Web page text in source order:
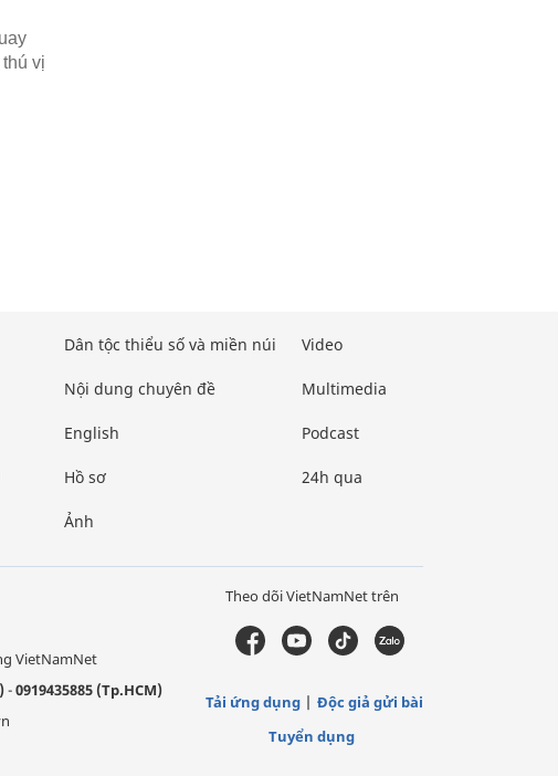
vị
Dân tộc thiểu số và miền núi
Nội dung chuyên đề
English
Hồ sơ
Ảnh
Video
Multimedia
Podcast
24h qua
VietNamNet
-0919435885 (Tp.HCM)
Theo dõi VietNamNet trên
Tải ứng dụng
Độc giả gửi bài
Tuyển dụng